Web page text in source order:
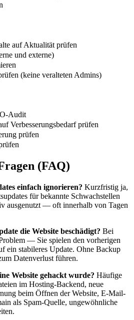
auf Aktualität prüfen
und externe)
(keine veralteten Admins)
Audit
Verbesserungsbedarf prüfen
prüfen
(FAQ)
einfach ignorieren? Kurzfristig ja,
für bekannte Schwachstellen
ausgenutzt — oft innerhalb von Tagen
die Website beschädigt? Bei
— Sie spielen den vorherigen
ein stabileres Update. Ohne Backup
Datenverlust führen.
Website gehackt wurde? Häufige
im Hosting-Backend, neue
beim Öffnen der Website, E-Mail-
als Spam-Quelle, ungewöhnliche